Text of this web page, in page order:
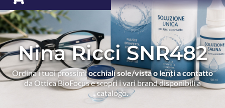
Nina Ricci SNR482
Ordina i tuoi prossimiocchiali sole/vista o lenti a contatto
da Ottica BioFocus e scopri i vari brand disponibili a
catalogo.